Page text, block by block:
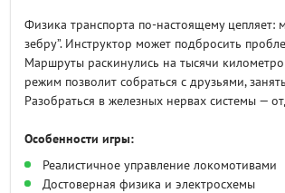
Физика транспорта по-настоящему
зебру”. Инструктор может подбросить
Маршруты раскинулись на тысячи
режим позволит собраться с друзьями,
Разобраться в железных нервах системы —
Особенности игры:
Реалистичное управление локомотивами
Достоверная физика и электросхемы